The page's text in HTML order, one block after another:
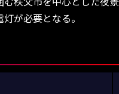
が必要となる。